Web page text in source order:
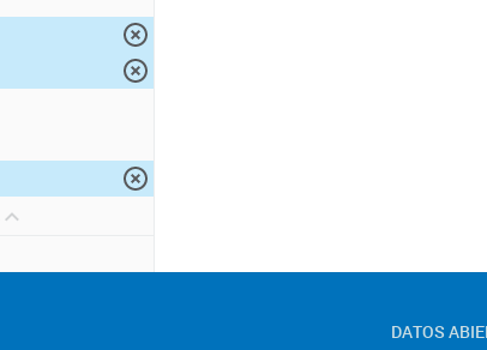
DATOS